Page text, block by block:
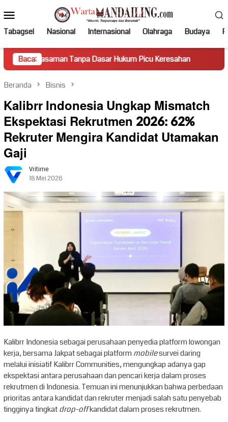
ke
kontenMobile
Tabagsel Nasional Internasional Olahraga Budaya
Baca:
Tanpa Dasar Hukum Picu Keresahan Truk Miring
Beranda Bisnis
Kalibrr Indonesia Ungkap Mismatch
Ekspektasi Rekrutmen 2026: 62%
Rekruter Mengira Kandidat Utamakan
Gaji
Vritime
18 Mei 2026
Kalibrr Indonesia sebagai perusahaan penyedia platform lowongan
kerja, bersama Jakpat sebagai platformmobilesurvei daring
melalui inisiatif Kalibrr Communities, mengungkap adanya gap
ekspektasi antara perusahaan dan pencari kerja dalam proses
rekrutmen di Indonesia. Temuan ini menunjukkan bahwa perbedaan
prioritas antara kandidat dan rekruter menjadi salah satu penyebab
tingginya tingkatdrop-offkandidat dalam proses rekrutmen.